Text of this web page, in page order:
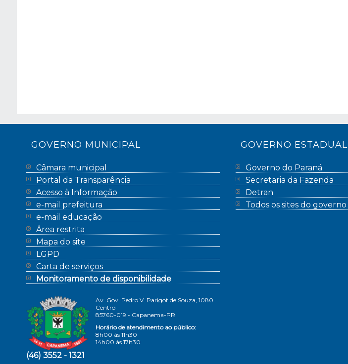
GOVERNO MUNICIPAL
Câmara municipal
Portal da Transparência
Acesso à Informação
e-mail prefeitura
e-mail educação
Área restrita
Mapa do site
LGPD
Carta de serviços
Monitoramento de disponibilidade
Av. Gov. Pedro V. Parigot de Souza, 1080
Centro
85760-019 - Capanema-PR
Horário de atendimento ao público:
8h00 às 11h30
14h00 às 17h30
(46) 3552 - 1321
GOVERNO ESTADUAL
Governo do Paraná
Secretaria da Fazenda
Detran
Todos os sites do governo